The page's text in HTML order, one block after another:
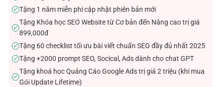
✓Tặng 1 năm miễn phí cập nhật phiên bản mới
✓
Tặng Khóa học SEO Website từ Cơ bản đến Nâng cao trị giá
899,000đ
✓Tặng 60 checklist tối ưu bài viết chuẩn SEO đầy đủ nhất 2025
✓Tặng +2000 prompt SEO, Socical, Ads dành cho chat GPT
✓
Tặng khoá học Quảng Cáo Google Ads trị giá 2 triệu (khi mua
Gói Update Lifetime)